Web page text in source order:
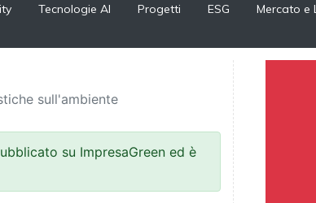
Tecnologie AI Progetti ESG
Mercato e
sull'ambiente
su ImpresaGreen ed è